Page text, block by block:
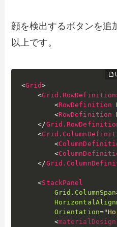
顔を検出するボタンを追
以上です。
<Grid>
<
<RowDefinition
<RowDefinition
</
<
<
<
</
<StackPanel
Grid.ColumnSpan
Orientation="
<